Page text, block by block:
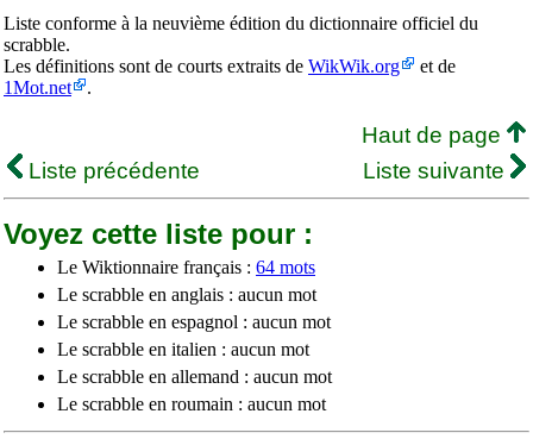
Liste conforme à la neuvième édition du dictionnaire officiel du
scrabble.
Les définitions sont de courts extraits de WikWik.org
et de
1Mot.net
.
Haut de page
Liste précédente
Liste suivante
Voyez cette liste pour :
Le Wiktionnaire français : 64 mots
Le scrabble en anglais : aucun mot
Le scrabble en espagnol : aucun mot
Le scrabble en italien : aucun mot
Le scrabble en allemand : aucun mot
Le scrabble en roumain : aucun mot